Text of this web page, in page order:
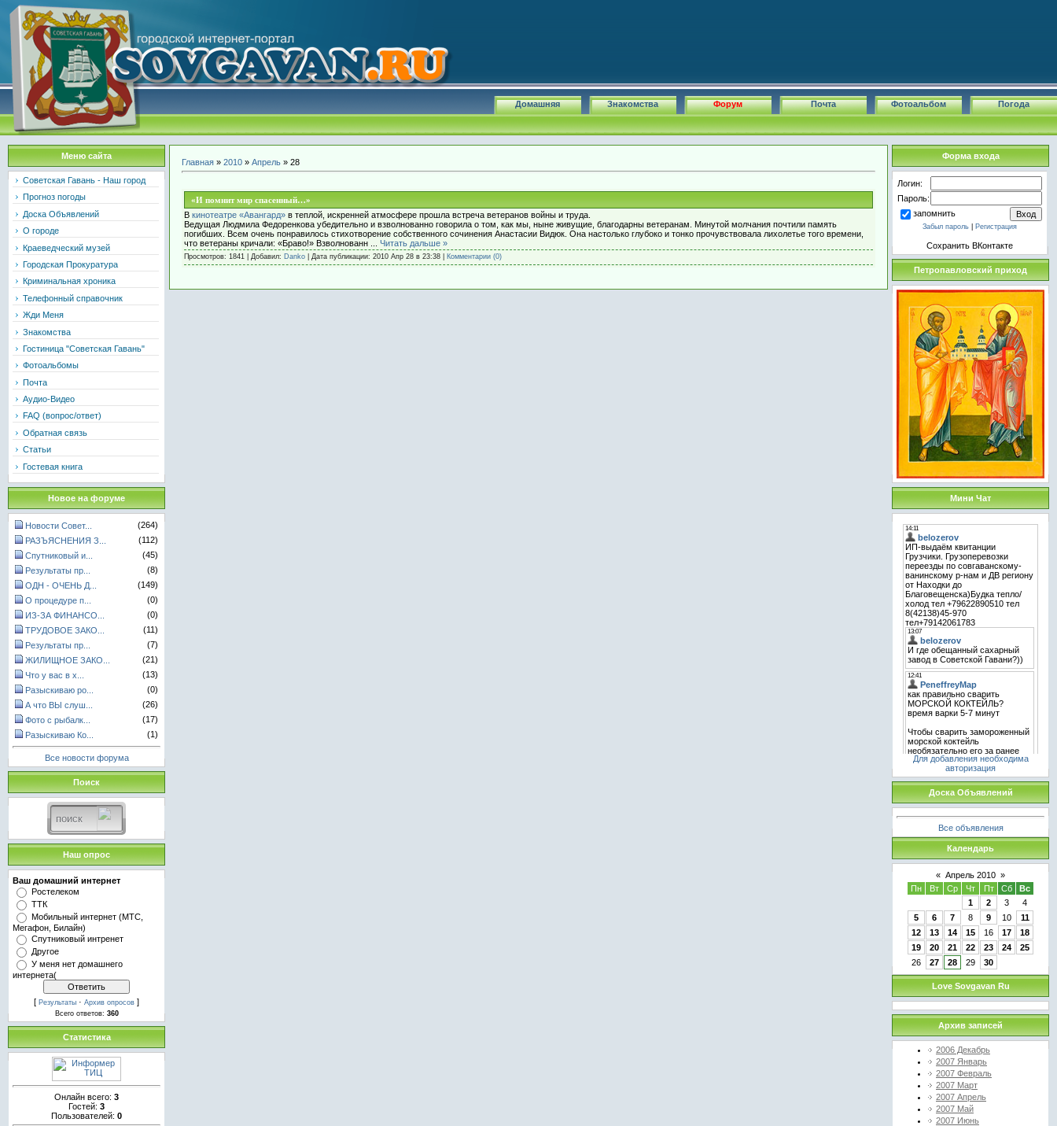
Погода
Фотоальбом
Почта
Форум
Знакомства
Домашняя
Меню сайта
Советская Гавань - Наш город
Прогноз погоды
Доска Объявлений
О городе
Краеведческий музей
Городская Прокуратура
Криминальная хроника
Телефонный справочник
Жди Меня
Знакомства
Гостиница "Советская Гавань"
Фотоальбомы
Почта
Аудио-Видео
FAQ (вопрос/ответ)
Обратная связь
Статьи
Гостевая книга
Новое на форуме
Новости Совет...
(264)
РАЗЪЯСНЕНИЯ З...
(112)
Спутниковый и...
(45)
Результаты пр...
(8)
ОДН - ОЧЕНЬ Д...
(149)
О процедуре п...
(0)
ИЗ-ЗА ФИНАНСО...
(0)
ТРУДОВОЕ ЗАКО...
(11)
Результаты пр...
(7)
ЖИЛИЩНОЕ ЗАКО...
(21)
Что у вас в х...
(13)
Разыскиваю ро...
(0)
А что ВЫ слуш...
(26)
Фото с рыбалк...
(17)
Разыскиваю Ко...
(1)
Все новости форума
Поиск
Наш опрос
Ваш домашний интернет
Ростелеком
ТТК
Мобильный интернет (МТС,
Мегафон, Билайн)
Спутниковый интренет
Другое
У меня нет домашнего
интернета(
[ Результаты · Архив опросов ]
Всего ответов: 360
Статистика
Онлайн всего: 3
Гостей: 3
Пользователей: 0
Главная » 2010 » Апрель » 28
«И помнит мир спасенный…»
В кинотеатре «Авангард» в теплой, искренней атмосфере прошла встреча ветеранов войны и труда.
Ведущая Людмила Федоренкова убедительно и взволнованно говорила о том, как мы, ныне живущие, благодарны ветеранам. Минутой молчания почтили память
погибших. Всем очень понравилось стихотворение собственного сочинения Анастасии Видюк. Она настолько глубоко и тонко прочувствовала лихолетье того времени,
что ветераны кричали: «Браво!» Взволнованн
Читать дальше »
Просмотров: 1841 | Добавил: Danko | Дата публикации: 2010 Апр 28 в 23:38 Комментарии (0)
Форма входа
Логин:
Пароль:
запомнить
Забыл пароль Регистрация
Сохранить ВКонтакте
Петропавловский приход
Мини Чат
Для добавления необходима
авторизация
Доска Объявлений
Все объявления
Календарь
« Апрель 2010 »
Пн
Вт Ср Чт Пт Сб
Вс
1
2 3
4
5
6 7 8 9 10
11
12
13 14 15 16 17
18
19
20 21 22 23 24
25
26
27 28 29 30
Love Sovgavan Ru
Архив записей
2006 Декабрь
2007 Январь
2007 Февраль
2007 Март
2007 Апрель
2007 Май
2007 Июнь